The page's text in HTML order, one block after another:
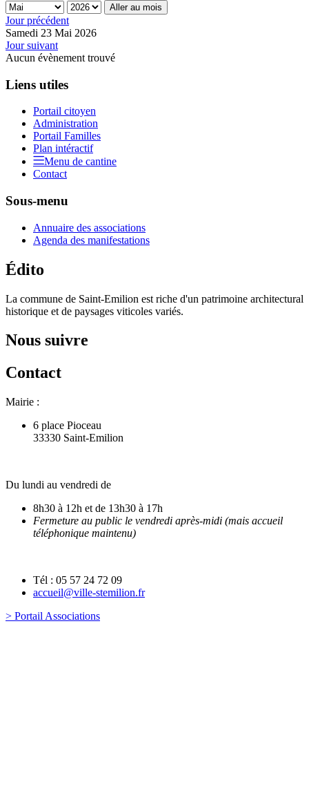
Aller au mois
Jour précédent
Samedi 23 Mai 2026
Jour suivant
Aucun évènement trouvé
Liens utiles
Portail citoyen
Administration
Portail Familles
Plan intéractif
Menu de cantine
Contact
Sous-menu
Annuaire des associations
Agenda des manifestations
Édito
La commune de Saint-Emilion est riche d'un patrimoine architectural
historique et de paysages viticoles variés.
Nous suivre
Contact
Mairie :
6 place Pioceau
33330 Saint-Emilion
Du lundi au vendredi de
8h30 à 12h et de 13h30 à 17h
Fermeture au public le vendredi après-midi (mais accueil
téléphonique maintenu)
Tél : 05 57 24 72 09
accueil@ville-stemilion.fr
> Portail Associations